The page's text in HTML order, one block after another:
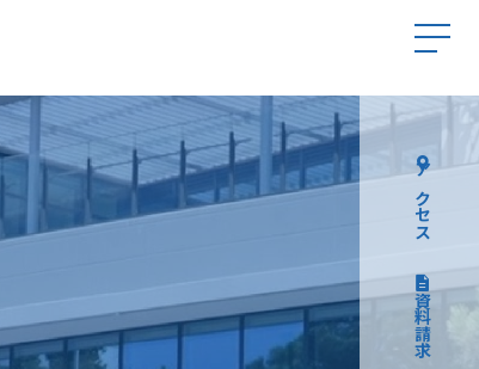
アクセス
資料請求